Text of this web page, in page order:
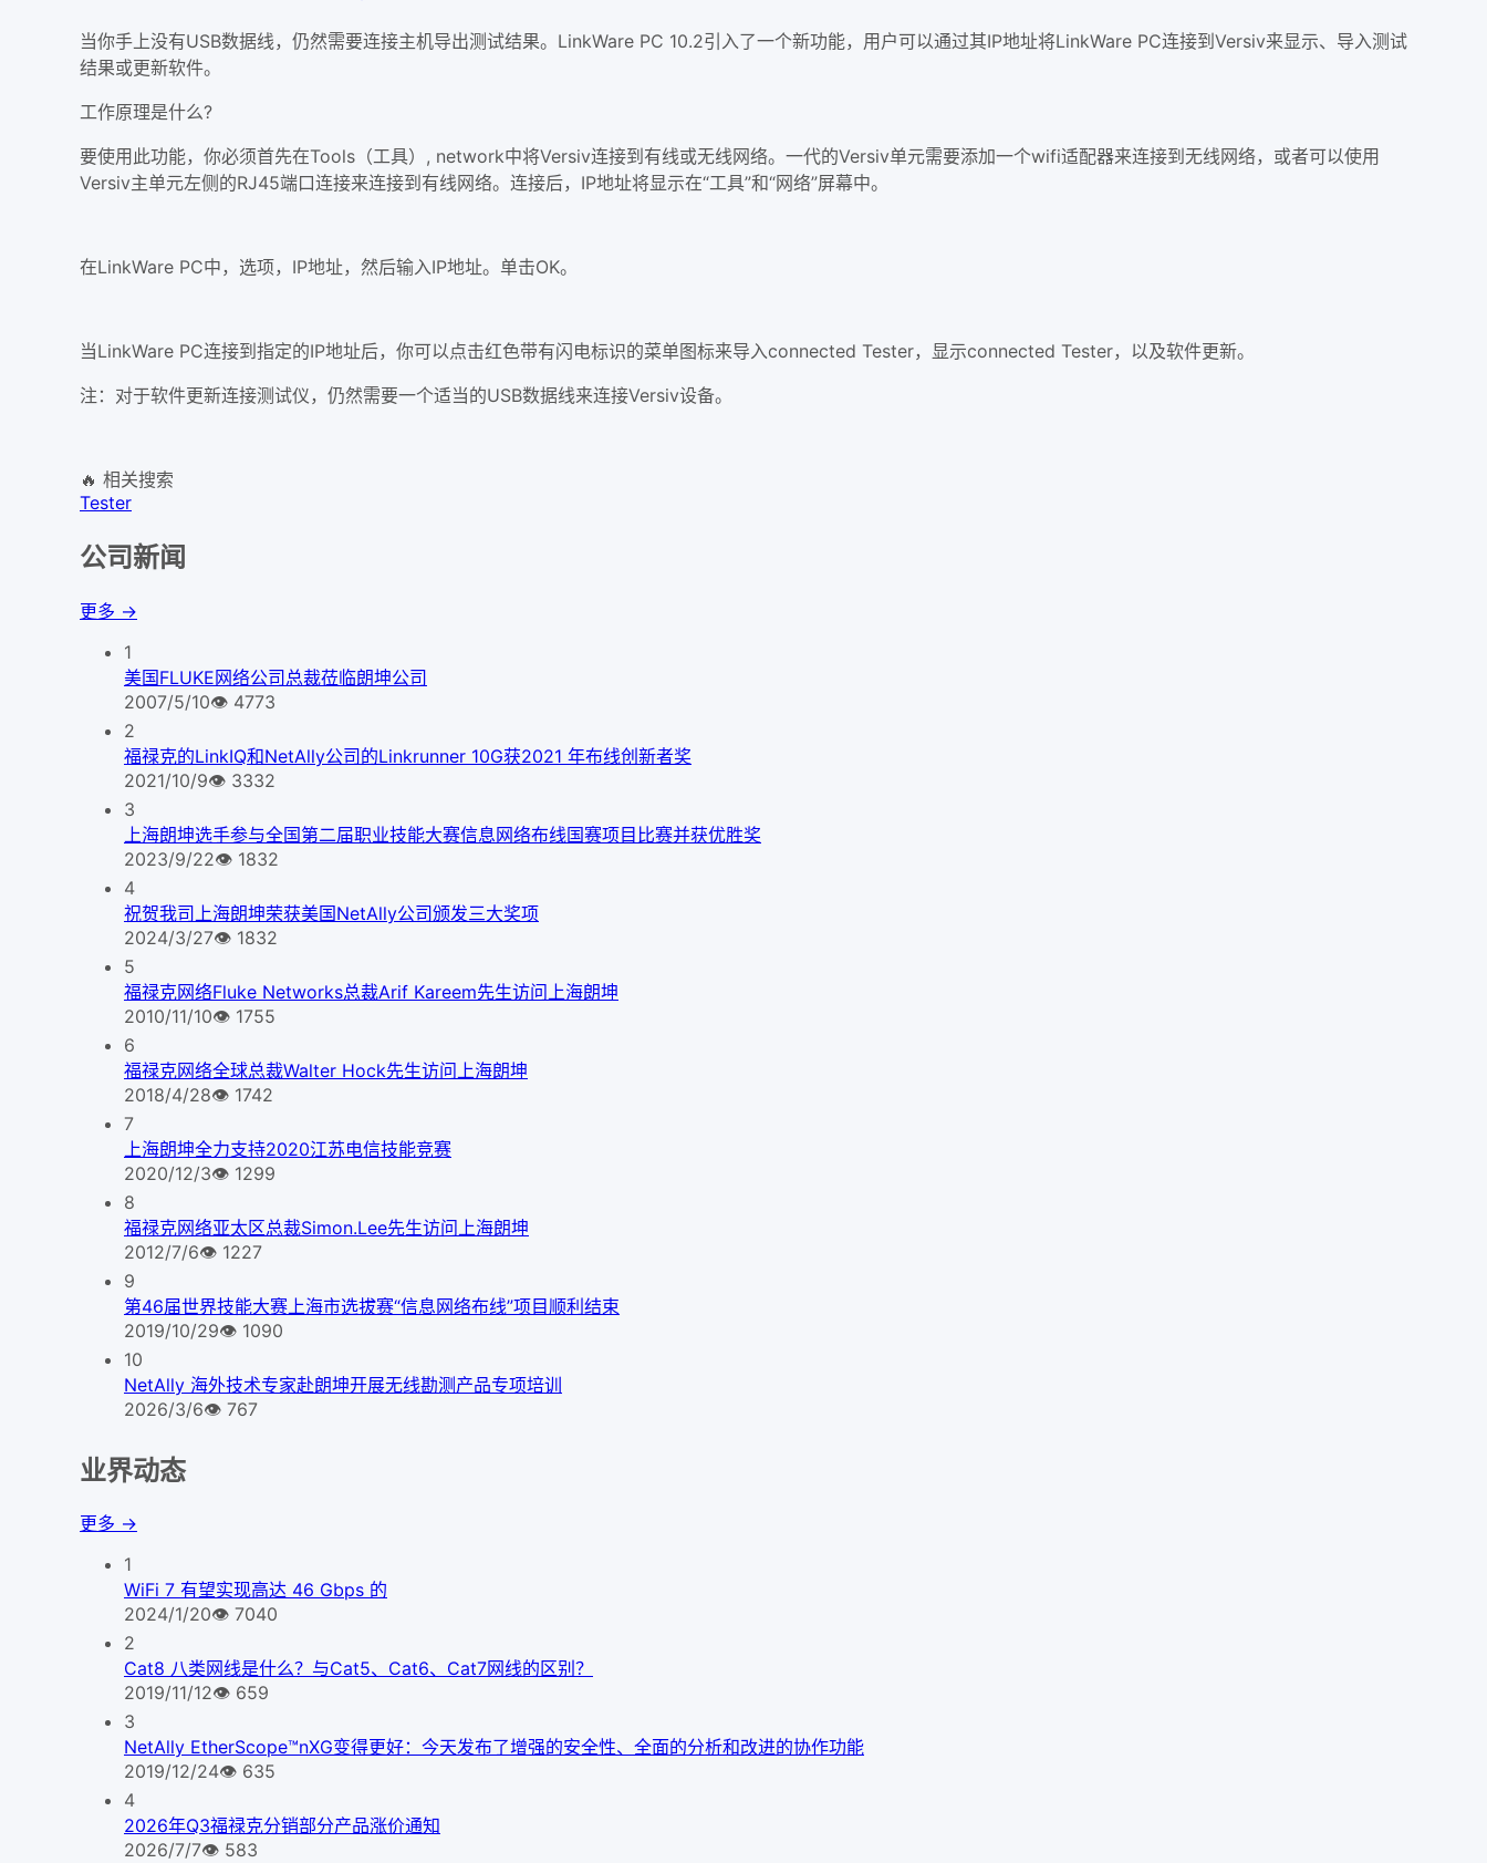
当你手上没有USB数据线，仍然需要连接主机导出测试结果。LinkWare PC 10.2引入了一个新功能，用户可以通过其IP地址将LinkWare PC连接到Versiv来显示、导入测试
结果或更新软件。
工作原理是什么?
要使用此功能，你必须首先在Tools（工具）, network中将Versiv连接到有线或无线网络。一代的Versiv单元需要添加一个wifi适配器来连接到无线网络，或者可以使用
Versiv主单元左侧的RJ45端口连接来连接到有线网络。连接后，IP地址将显示在“工具”和“网络”屏幕中。
在LinkWare PC中，选项，IP地址，然后输入IP地址。单击OK。
当LinkWare PC连接到指定的IP地址后，你可以点击红色带有闪电标识的菜单图标来导入connected Tester，显示connected Tester，以及软件更新。
注：对于软件更新连接测试仪，仍然需要一个适当的USB数据线来连接Versiv设备。
🔥 相关搜索
Tester
公司新闻
更多 →
1
美国FLUKE网络公司总裁莅临朗坤公司
2007/5/10👁 4773
2
福禄克的LinkIQ和NetAlly公司的Linkrunner 10G获2021 年布线创新者奖
2021/10/9👁 3332
3
上海朗坤选手参与全国第二届职业技能大赛信息网络布线国赛项目比赛并获优胜奖
2023/9/22👁 1832
4
祝贺我司上海朗坤荣获美国NetAlly公司颁发三大奖项
2024/3/27👁 1832
5
福禄克网络Fluke Networks总裁Arif Kareem先生访问上海朗坤
2010/11/10👁 1755
6
福禄克网络全球总裁Walter Hock先生访问上海朗坤
2018/4/28👁 1742
7
上海朗坤全力支持2020江苏电信技能竞赛
2020/12/3👁 1299
8
福禄克网络亚太区总裁Simon.Lee先生访问上海朗坤
2012/7/6👁 1227
9
第46届世界技能大赛上海市选拔赛“信息网络布线”项目顺利结束
2019/10/29👁 1090
10
NetAlly 海外技术专家赴朗坤开展无线勘测产品专项培训
2026/3/6👁 767
业界动态
更多 →
1
WiFi 7 有望实现高达 46 Gbps 的
2024/1/20👁 7040
2
Cat8 八类网线是什么？与Cat5、Cat6、Cat7网线的区别？
2019/11/12👁 659
3
NetAlly EtherScope™nXG变得更好：今天发布了增强的安全性、全面的分析和改进的协作功能
2019/12/24👁 635
4
2026年Q3福禄克分销部分产品涨价通知
2026/7/7👁 583